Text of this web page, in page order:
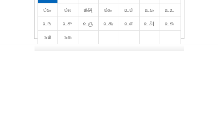
௰௬
௰௭ ௰௮ ௰௯ ௨௰ ௨௧
௨௨
௨௩
௨௪ ௨௫ ௨௬ ௨௭ ௨௮
௨௯
௩௰
௩௧